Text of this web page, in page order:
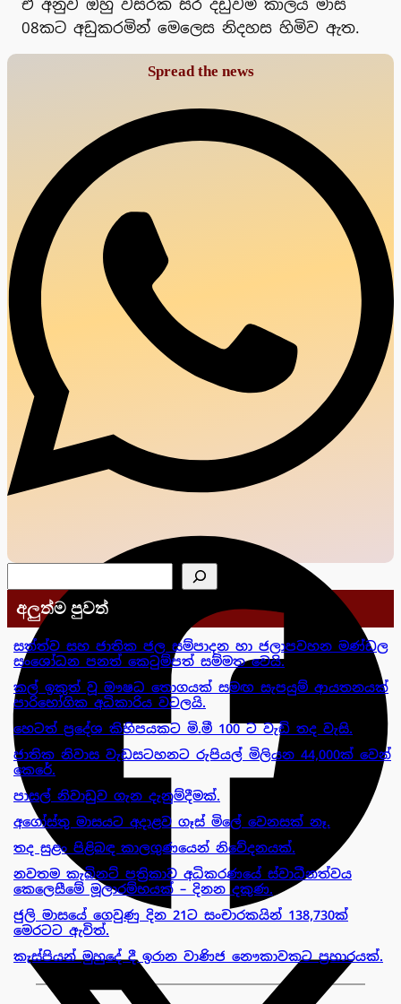
ඒ අනුව ඔහු වසරක සිර දඩුවම් කාලය මාස
08කට අඩුකරමින් මෙලෙස නිදහස හිමිව ඇත.
Spread the news
අලුත්ම පුවත්
සත්ත්ව සහ ජාතික ජල සම්පාදන හා ජලාපවහන මණ්ඩල
සංශෝධන පනත් කෙටුම්පත් සම්මත වෙයි.
කල් ඉකුත් වූ ඖෂධ තොගයක් සමඟ සැපයුම් ආයතනයක්
පාරිභෝගික අධිකාරිය වටලයි.
හෙටත් ප්‍රදේශ කිහිපයකට මි.මී 100 ට වැඩි තද වැසි.
ජාතික නිවාස වැඩසටහනට රුපියල් මිලියන 44,000ක් වෙන්
කෙරේ.
පාසල් නිවාඩුව ගැන දැනුම්දීමක්.
අගෝස්තු මාසයට අදාළව ගෑස් මිලේ වෙනසක් නෑ.
තද සුළං පිළිබඳ කාලගුණයෙන් නිවේදනයක්.
නවතම කැබිනට් පත්‍රිකාව අධිකරණයේ ස්වාධීනත්වය
කෙලෙසීමේ මූලාරම්භයක් – දිනන දකුණ.
ජුලි මාසයේ ගෙවුණු දින 21ට සංචාරකයින් 138,730ක්
මෙරටට ඇවිත්.
කැස්පියන් මුහුදේ දී ඉරාන වාණිජ නෞකාවකට ප්‍රහාරයක්.